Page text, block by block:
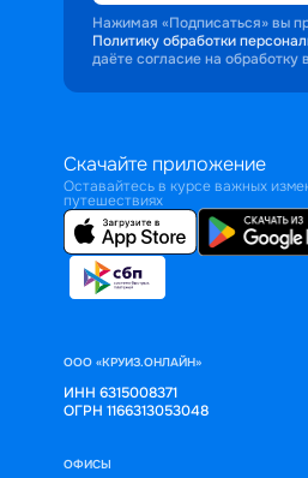
Нажимая «Подписаться» вы
Политику обработки
даёте согласие на обработку
Скачайте приложение
Оставайтесь в курсе важных
путешествиях
ООО «КРУИЗ.ОНЛАЙН»
ИНН 6315008371
ОГРН 1166313053048
ОФИСЫ